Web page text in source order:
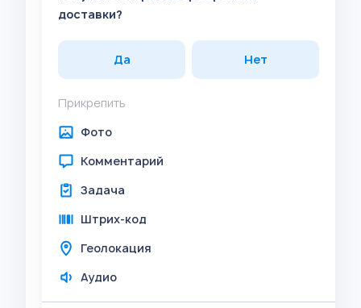
доставки?
Да Нет
Прикрепить
Фото
Комментарий
Задача
Штрих-код
Геолокация
Аудио